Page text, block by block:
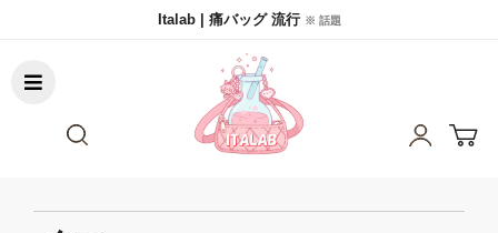
Italab | 痛バッグ 流行 ※ 話題